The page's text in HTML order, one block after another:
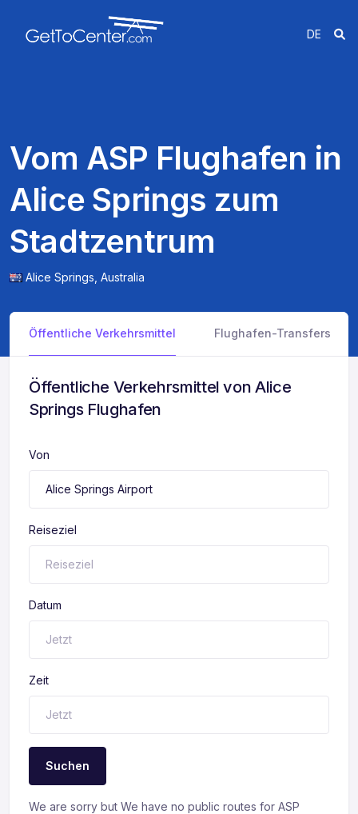
DE
Vom ASP Flughafen in
Alice Springs zum
Stadtzentrum
Alice Springs, Australia
Öffentliche Verkehrsmittel Flughafen-Transfers
Öffentliche Verkehrsmittel von Alice
Springs Flughafen
Von
Reiseziel
Datum
Zeit
Suchen
We are sorry but We have no public routes for ASP